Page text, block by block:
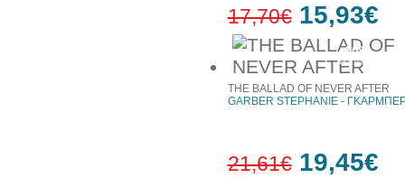
10%
έκπτωση
17,70€ 15,93€
THE BALLAD OF NEVER AFTER
GARBER STEPHANIE -
21,61€ 19,45€